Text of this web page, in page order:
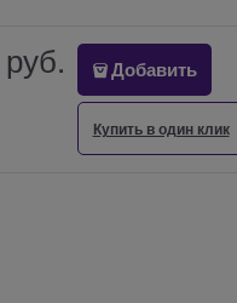
руб. Добавить
Купить в один клик